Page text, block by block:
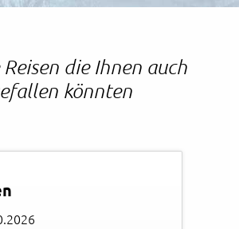
die Ihnen auch
könnten